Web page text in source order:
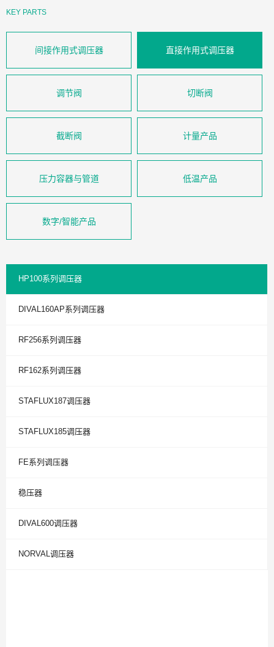
KEY PARTS
间接作用式调压器 直接作用式调压器
调节阀 切断阀
截断阀 计量产品
压力容器与管道 低温产品
数字/智能产品
HP100系列调压器
DIVAL160AP系列调压器
RF256系列调压器
RF162系列调压器
STAFLUX187调压器
STAFLUX185调压器
FE系列调压器
稳压器
DIVAL600调压器
NORVAL调压器